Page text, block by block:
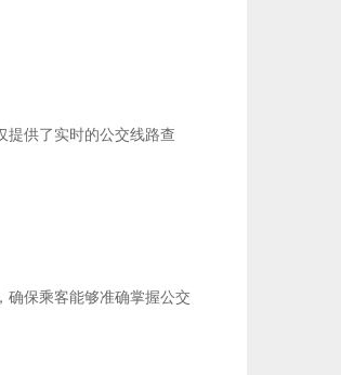
提供了实时的公交线路查
确保乘客能够准确掌握公交